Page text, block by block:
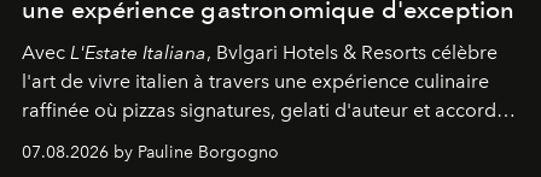
une expérience gastronomique d'exception
Avec L'Estate Italiana, Bvlgari Hotels & Resorts célèbre
l'art de vivre italien à travers une expérience culinaire
raffinée où pizzas signatures, gelati d'auteur et accords
d'exception composent un véritable voyage sensoriel.
07.08.2026 by Pauline Borgogno